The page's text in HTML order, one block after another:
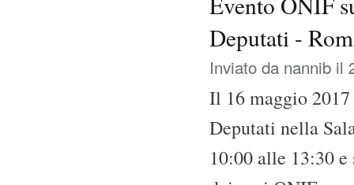
Deputati -
Inviato da nannib il
Il 16 maggio
Deputati nella
10:00 alle 13:30